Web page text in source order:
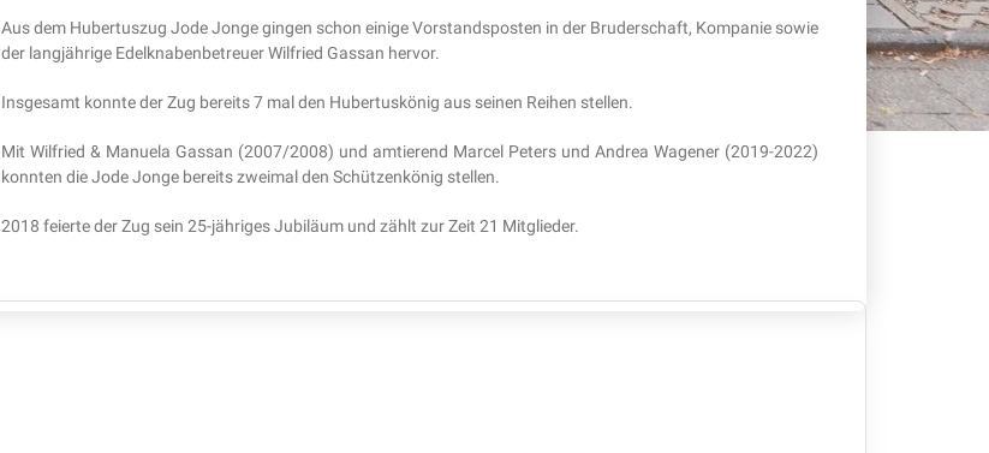
Aus dem Hubertuszug Jode Jonge gingen schon einige Vorstandsposten in der Bruderschaft, Kompanie sowie
der langjährige Edelknabenbetreuer Wilfried Gassan hervor.
Insgesamt konnte der Zug bereits 7 mal den Hubertuskönig aus seinen Reihen stellen.
Mit Wilfried & Manuela Gassan (2007/2008) und amtierend Marcel Peters und Andrea Wagener (2019-2022)
konnten die Jode Jonge bereits zweimal den Schützenkönig stellen.
2018 feierte der Zug sein 25-jähriges Jubiläum und zählt zur Zeit 21 Mitglieder.